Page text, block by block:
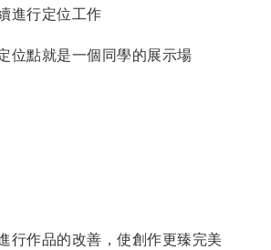
進行定位工作
位點就是一個同學的展示場
行作品的改善，使創作更臻完美